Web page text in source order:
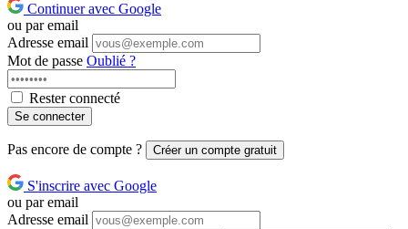
Continuer avec Google
ou par email
Adresse email
Mot de passe Oublié ?
Rester connecté
Se connecter
Pas encore de compte ? Créer un compte gratuit
S'inscrire avec Google
ou par email
Adresse email